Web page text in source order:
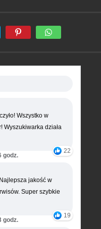
Wszystko w
Wyszukiwarka działa
22
godz.
jakość w
Super szybkie
19
godz.